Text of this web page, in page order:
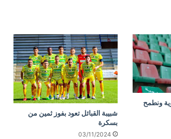
ونطمح
شبيبة القبائل تعود بفوز ثمين من
بسكرة
03/11/2024